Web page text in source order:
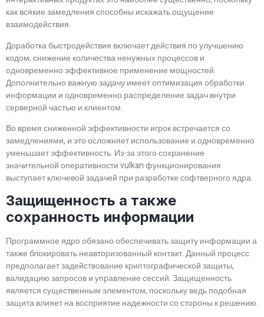
как всякие замедления способны искажать ощущение
взаимодействия.
Доработка быстродействия включает действия по улучшению
кодом, снижение количества ненужных процессов и
одновременно эффективное применение мощностей.
Дополнительно важную задачу имеет оптимизация обработки
информации и одновременно распределение задач внутри
серверной частью и клиентом.
Во время сниженной эффективности игрок встречается со
замедлениями, и это осложняет использование и одновременно
уменьшает эффективность. Из-за этого сохранение
значительной оперативности vulkan функционирования
выступает ключевой задачей при разработке софтверного ядра.
Защищенность а также
сохранность информации
Программное ядро обязано обеспечивать защиту информации а
также блокировать неавторизованный контакт. Данный процесс
предполагает задействование криптографической защиты,
валидацию запросов и управление сессий. Защищенность
является существенным элементом, поскольку ведь подобная
защита влияет на восприятие надежности со стороны к решению.